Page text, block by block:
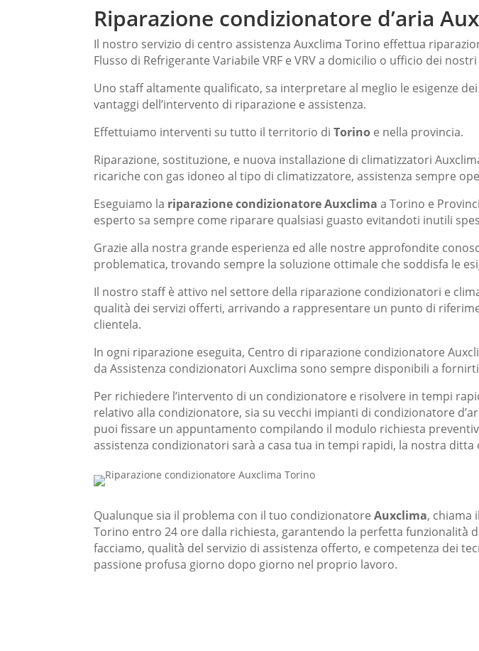
Riparazione condizionatore d’aria
Il nostro servizio di centro assistenza Auxclima Torino effettua
Flusso di Refrigerante Variabile VRF e VRV a domicilio o ufficio dei
Uno staff altamente qualificato, sa interpretare al meglio le esigenze
vantaggi dell’intervento di riparazione e assistenza.
Effettuiamo interventi su tutto il territorio di Torino e nella provincia.
Riparazione, sostituzione, e nuova installazione di climatizzatori
ricariche con gas idoneo al tipo di climatizzatore, assistenza sempre
Eseguiamo la riparazione condizionatore Auxclima a Torino e
esperto sa sempre come riparare qualsiasi guasto evitandoti inutili
Grazie alla nostra grande esperienza ed alle nostre approfondite
problematica, trovando sempre la soluzione ottimale che soddisfa le
Il nostro staff è attivo nel settore della riparazione condizionatori e
qualità dei servizi offerti, arrivando a rappresentare un punto di
clientela.
In ogni riparazione eseguita, Centro di riparazione condizionatore
da Assistenza condizionatori Auxclima sono sempre disponibili a
Per richiedere l’intervento di un condizionatore e risolvere in tempi
relativo alla condizionatore, sia su vecchi impianti di condizionatore
puoi fissare un appuntamento compilando il modulo richiesta
assistenza condizionatori sarà a casa tua in tempi rapidi, la nostra
Qualunque sia il problema con il tuo condizionatore Auxclima, chiama
Torino entro 24 ore dalla richiesta, garantendo la perfetta
facciamo, qualità̀ del servizio di assistenza offerto, e competenza dei
passione profusa giorno dopo giorno nel proprio lavoro.